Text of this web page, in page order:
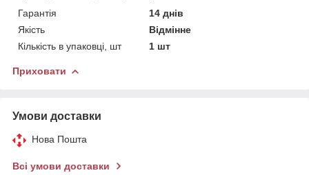
Гарантія
14 днів
Якість
Відмінне
Кількість в упаковці, шт
1 шт
Приховати
Умови доставки
Нова Пошта
Всі умови доставки